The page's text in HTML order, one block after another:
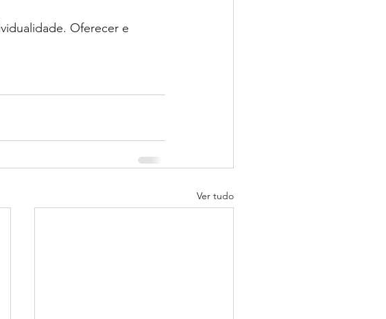
Oferecer e
Ver tudo